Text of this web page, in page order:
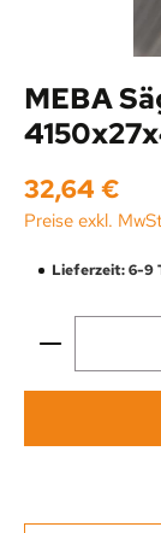
MEBA
Regulärer Preis:
32,64 €
Preise exkl.
Lieferzeit: 6-9
Produkt